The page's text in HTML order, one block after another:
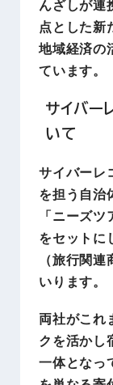
んざしが連
点とした新
地域経済の
ています。
サイバー
いて
サイバーレ
を担う自治
「ニーズ
をセットに
（旅行関
いります。
両社がこれ
クを活かし
一体となっ